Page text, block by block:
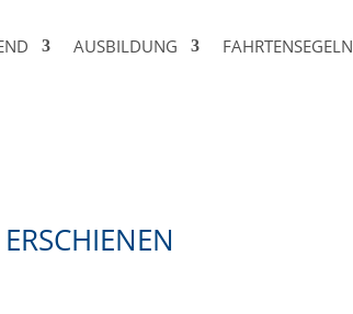
AUSBILDUNG FAHRTENSEGELN